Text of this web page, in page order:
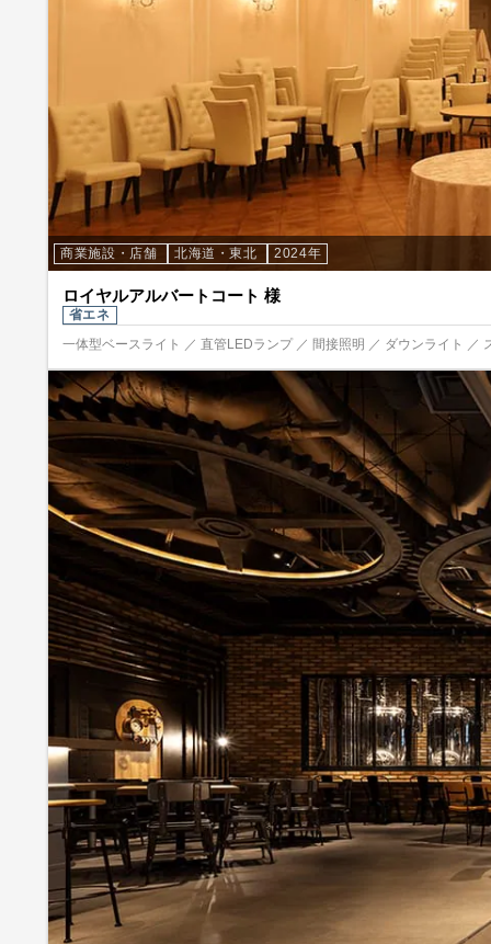
商業施設・店舗 北海道・東北 2024年
ロイヤルアルバートコート 様
省エネ
一体型ベースライト ／ 直管LEDランプ ／ 間接照明 ／ ダウンライト ／